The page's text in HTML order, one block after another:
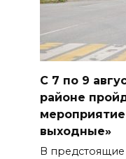
Учиться,
С 7 по 9
районе
выходные»
В предстоящие